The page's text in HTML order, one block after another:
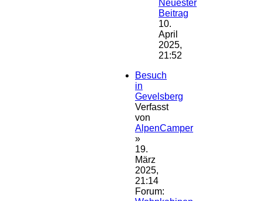
Neuester
Beitrag
10.
April
2025,
21:52
Besuch
in
Gevelsberg
Verfasst
von
AlpenCamper
»
19.
März
2025,
21:14
Forum: